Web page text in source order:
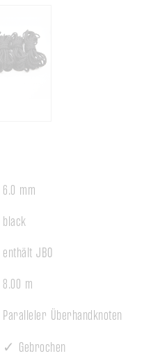
6.0 mm
black
enthält JBO
8.00 m
Paralleler Überhandknoten
✓ Gebrochen